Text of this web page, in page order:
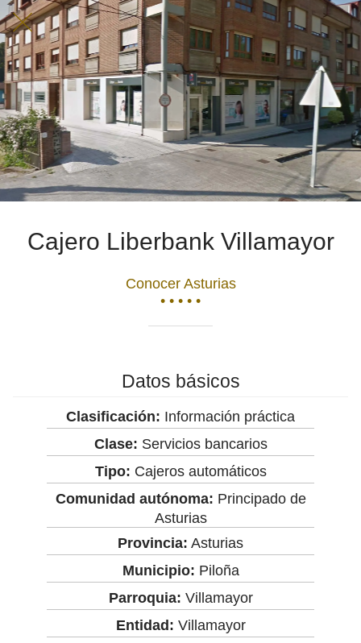
Cajero Liberbank Villamayor
Conocer Asturias
• • • • •
Datos básicos
Clasificación: Información práctica
Clase: Servicios bancarios
Tipo: Cajeros automáticos
Comunidad autónoma: Principado de
Asturias
Provincia: Asturias
Municipio: Piloña
Parroquia: Villamayor
Entidad: Villamayor